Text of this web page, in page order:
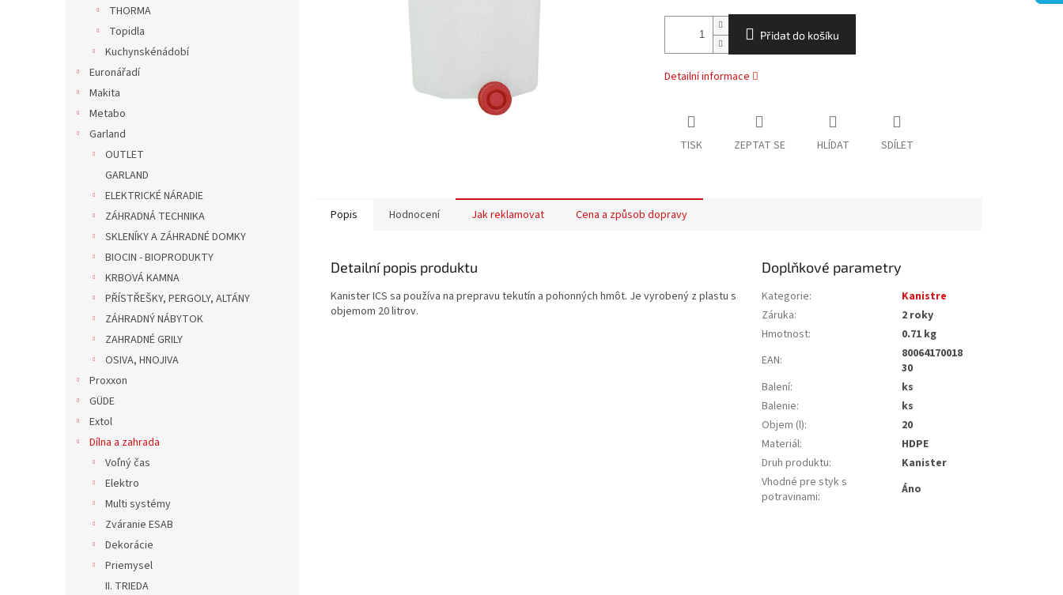
THORMA
Topidla
Kuchynskénádobí
Euronářadí
Makita
Metabo
Garland
OUTLET
GARLAND
ELEKTRICKÉ NÁRADIE
ZÁHRADNÁ TECHNIKA
SKLENÍKY A ZÁHRADNÉ DOMKY
BIOCIN - BIOPRODUKTY
KRBOVÁ KAMNA
PŘÍSTŘEŠKY, PERGOLY, ALTÁNY
ZÁHRADNÝ NÁBYTOK
ZAHRADNÉ GRILY
OSIVA, HNOJIVA
Proxxon
GÜDE
Extol
Dílna a zahrada
Voľný čas
Elektro
Multi systémy
Zváranie ESAB
Dekorácie
Priemysel
II. TRIEDA
Přidat do košíku
Detailní informace
TISK ZEPTAT SE HLÍDAT SDÍLET
Popis Hodnocení Jak reklamovat Cena a způsob dopravy
Detailní popis produktu
Kanister ICS sa používa na prepravu tekutín a pohonných hmôt. Je vyrobený z plastu s
objemom 20 litrov.
Doplňkové parametry
Kategorie:
Kanistre
Záruka:
2 roky
Hmotnost:
0.71 kg
EAN:
80064170018
30
Balení:
ks
Balenie:
ks
Objem (l):
20
Materiál:
HDPE
Druh produktu:
Kanister
Vhodné pre styk s
potravinami: Áno